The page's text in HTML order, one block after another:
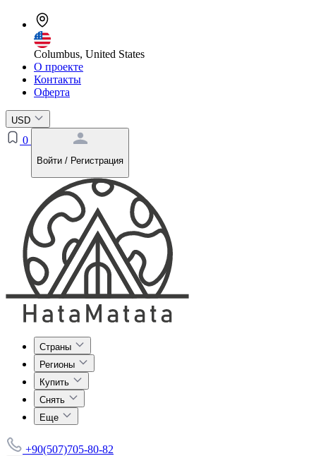
Columbus, United States
О проекте
Контакты
Оферта
USD
0
Войти / Регистрация
Страны
Регионы
Купить
Снять
Еще
+90(507)705-80-82